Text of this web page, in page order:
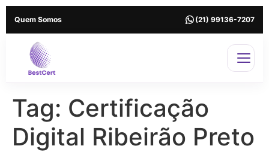
Quem Somos (21) 99136-7207
Tag: Certificação
Digital Ribeirão Preto